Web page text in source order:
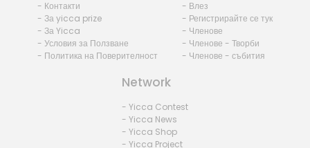
- Контакти
- За yicca prize
- За Yicca
- Условия за Ползване
- Политика на Поверителност
- Влез
- Регистрирайте се тук
- Членове
- Членове - Творби
- Членове - събития
Network
- Yicca Contest
- Yicca News
- Yicca Shop
- Yicca Project